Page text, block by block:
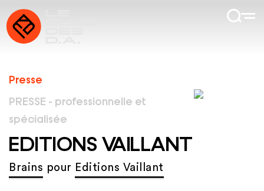
Presse
PRESSE - professionnelle et
spécialisée
EDITIONS VAILLANT
Brains pour Editions Vaillant